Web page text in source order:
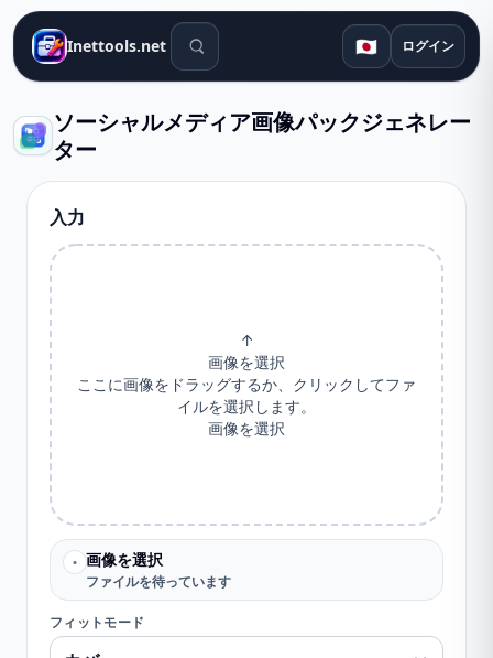
Inettools.net 検索ツール 🇯🇵 ログイン
ソーシャルメディア画像パックジェネレー
ター
入力
↑
画像を選択
ここに画像をドラッグするか、クリックしてファ
イルを選択します。
画像を選択
• 画像を選択
ファイルを待っています
フィットモード